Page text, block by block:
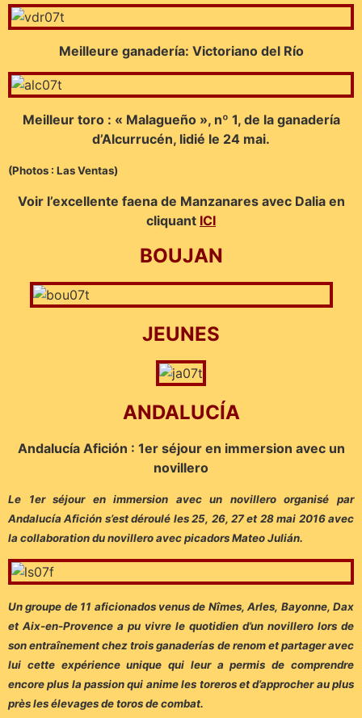
Meilleure ganadería: Victoriano del Río
Meilleur toro : « Malagueño », nº 1, de la ganadería
d’Alcurrucén, lidié le 24 mai.
(Photos : Las Ventas)
Voir l’excellente faena de Manzanares avec Dalia en
cliquant ICI
BOUJAN
JEUNES
ANDALUCÍA
Andalucía Afición : 1er séjour en immersion avec un
novillero
Le 1er séjour en immersion avec un novillero organisé par
Andalucía Afición s’est déroulé les 25, 26, 27 et 28 mai 2016 avec
la collaboration du novillero avec picadors Mateo Julián.
Un groupe de 11 aficionados venus de Nîmes, Arles, Bayonne, Dax
et Aix-en-Provence a pu vivre le quotidien d’un novillero lors de
son entraînement chez trois ganaderías de renom et partager avec
lui cette expérience unique qui leur a permis de comprendre
encore plus la passion qui anime les toreros et d’approcher au plus
près les élevages de toros de combat.